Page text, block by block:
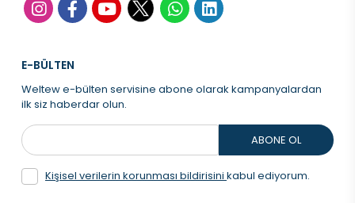
E-BÜLTEN
Weltew e-bülten servisine abone olarak kampanyalardan
ilk siz haberdar olun.
Kişisel verilerin korunması bildirisini kabul ediyorum.
ABONE OL